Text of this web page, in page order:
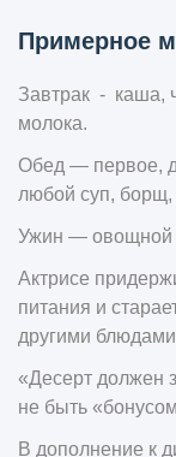
Примерное
Завтрак - каша,
молока.
Обед — первое,
любой суп, борщ,
Ужин — овощной
Актрисе
питания и
другими
«Десерт должен
не быть
В дополнение к